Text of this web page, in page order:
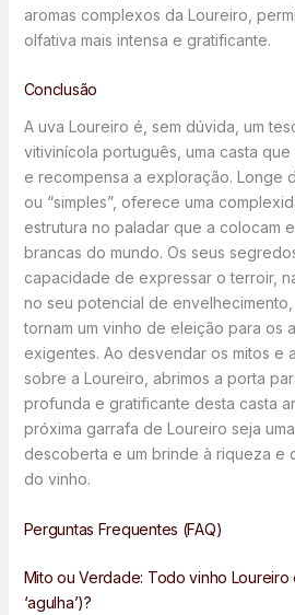
aromas complexos da Loureiro,
olfativa mais intensa e gratificante.
Conclusão
A uva Loureiro é, sem dúvida, um
vitivinícola português, uma casta
e recompensa a exploração. Longe
ou “simples”, oferece uma
estrutura no paladar que a colocam
brancas do mundo. Os seus
capacidade de expressar o terroir,
no seu potencial de
tornam um vinho de eleição para os
exigentes. Ao desvendar os mitos e
sobre a Loureiro, abrimos a porta
profunda e gratificante desta casta
próxima garrafa de Loureiro seja
descoberta e um brinde à riqueza e
do vinho.
Perguntas Frequentes (FAQ)
Mito ou Verdade: Todo vinho Loureiro
‘agulha’)?